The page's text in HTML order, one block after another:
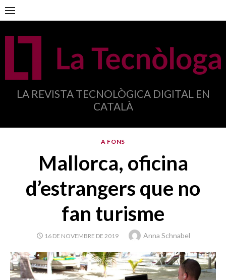
Anar
al
contingut
LA REVISTA TECNOLÒGICA DIGITAL EN
CATALÀ
A FONS
Mallorca, oficina
d’estrangers que no
fan turisme
PUBLICAT
16 DE NOVEMBRE DE 2019 Autor
Anna Schnabel